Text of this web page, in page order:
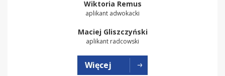
Wiktoria Remus
aplikant adwokacki
Maciej Gliszczyński
aplikant radcowski
Więcej